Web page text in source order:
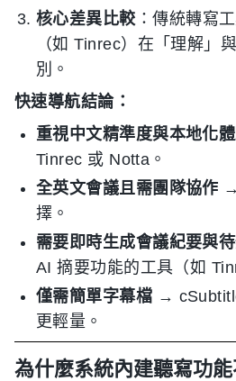
核心差異比較：傳統轉寫
（如 Tinrec）在「理解」
別。
快速導航結論：
重視中文精準度與本地化
Tinrec 或 Notta。
全英文會議且需團隊協作
擇。
需要即時生成會議紀要與
AI 摘要功能的工具（如
僅需簡單字幕檔 →
更輕量。
為什麼系統內建聽寫功